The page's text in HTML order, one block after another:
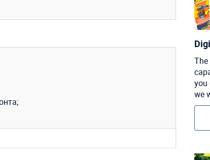
you
we